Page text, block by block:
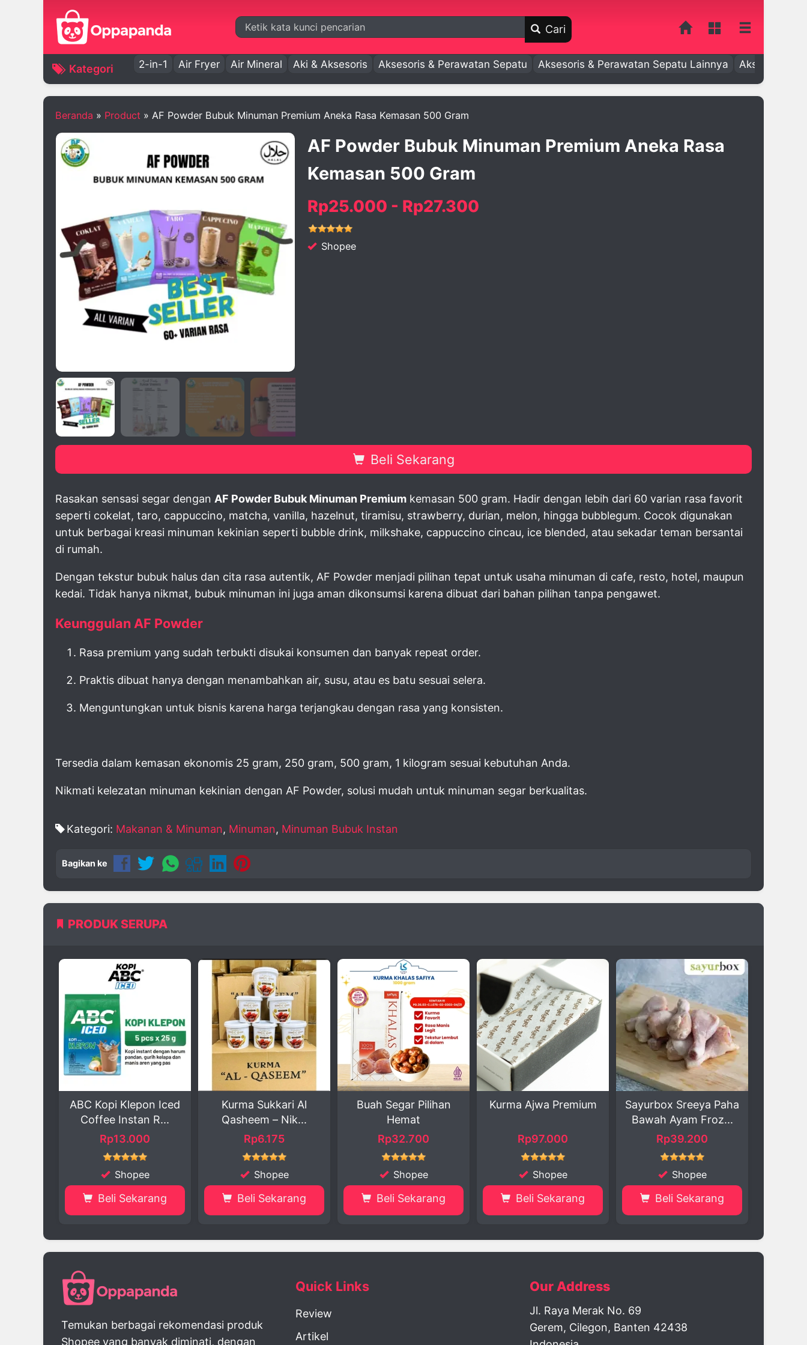
Cari Cari
Kategori 2-in-1 Air Fryer Air Mineral Aki & Aksesoris Aksesoris & Perawatan Sepatu Aksesoris & Perawatan Sepatu Lainnya Aksesoris
Beranda » Product » AF Powder Bubuk Minuman Premium Aneka Rasa Kemasan 500 Gram
AF Powder Bubuk Minuman Premium Aneka Rasa
Kemasan 500 Gram
Rp25.000 - Rp27.300
Shopee
Beli Sekarang
Rasakan sensasi segar dengan AF Powder Bubuk Minuman Premium kemasan 500 gram. Hadir dengan lebih dari 60 varian rasa favorit
seperti cokelat, taro, cappuccino, matcha, vanilla, hazelnut, tiramisu, strawberry, durian, melon, hingga bubblegum. Cocok digunakan
untuk berbagai kreasi minuman kekinian seperti bubble drink, milkshake, cappuccino cincau, ice blended, atau sekadar teman bersantai
di rumah.
Dengan tekstur bubuk halus dan cita rasa autentik, AF Powder menjadi pilihan tepat untuk usaha minuman di cafe, resto, hotel, maupun
kedai. Tidak hanya nikmat, bubuk minuman ini juga aman dikonsumsi karena dibuat dari bahan pilihan tanpa pengawet.
Keunggulan AF Powder
Rasa premium yang sudah terbukti disukai konsumen dan banyak repeat order.
Praktis dibuat hanya dengan menambahkan air, susu, atau es batu sesuai selera.
Menguntungkan untuk bisnis karena harga terjangkau dengan rasa yang konsisten.
Tersedia dalam kemasan ekonomis 25 gram, 250 gram, 500 gram, 1 kilogram sesuai kebutuhan Anda.
Nikmati kelezatan minuman kekinian dengan AF Powder, solusi mudah untuk minuman segar berkualitas.
Kategori: Makanan & Minuman, Minuman, Minuman Bubuk Instan
Bagikan ke
PRODUK SERUPA
Kurma Sukkari Al
Qasheem – Nik...
Rp6.175
Shopee
Beli Sekarang
Buah Segar Pilihan
Hemat
Rp32.700
Shopee
Beli Sekarang
Kurma Ajwa Premium
Rp97.000
Shopee
Beli Sekarang
Sayurbox Sreeya Paha
Rp39.200
Shopee
Beli Sekarang
Bawang Hitam Tunggal
Premium 440gr &...
Rp54.800
Shopee
Beli Sekarang
Temukan berbagai rekomendasi produk
Shopee yang banyak diminati, dengan
Quick Links
Review
Artikel
Our Address
Jl. Raya Merak No. 69
Gerem, Cilegon, Banten 42438